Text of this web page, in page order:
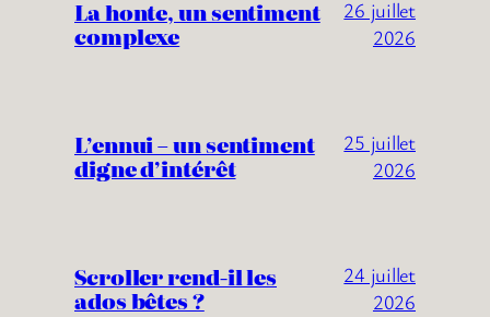
La honte, un sentiment
complexe
26 juillet
2026
L’ennui – un sentiment
digne d’intérêt
25 juillet
2026
Scroller rend-il les
ados bêtes ?
24 juillet
2026